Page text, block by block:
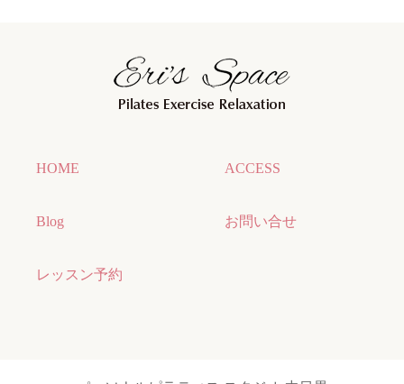
HOME ACCESS
Blog お問い合せ
レッスン予約